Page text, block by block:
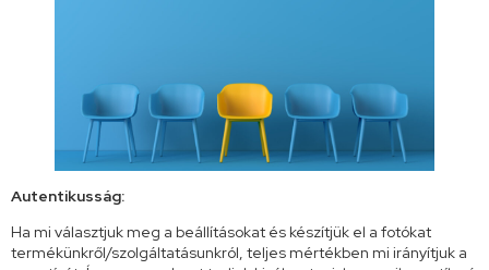
Autentikusság:
Ha mi választjuk meg a beállításokat és készítjük el a fotókat
termékünkről/szolgáltatásunkról, teljes mértékben mi irányítjuk a